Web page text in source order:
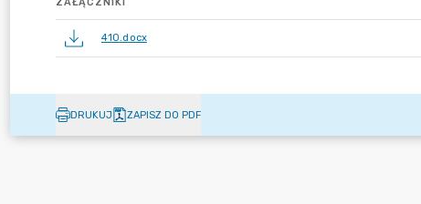
410.docx
DRUKUJ ZAPISZ DO PDF